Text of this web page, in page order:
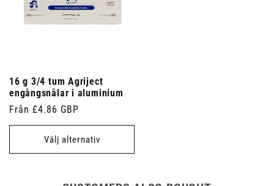
16 g 3/4 tum Agriject
engångsnålar i aluminium
Ordinarie
pris
Från £4.86 GBP
Välj alternativ